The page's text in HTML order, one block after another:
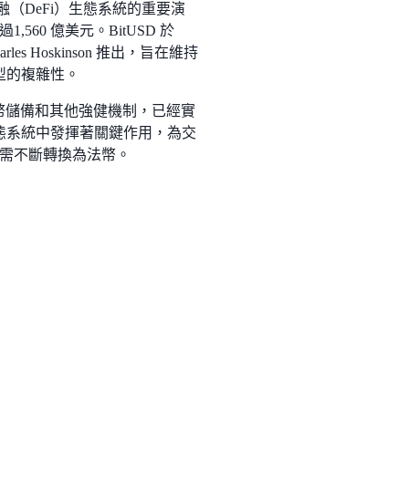
（DeFi）生態系統的重要演
1,560 億美元。BitUSD 於
Hoskinson 推出，旨在維持
複雜性。
儲備和其他強健機制，已經實
統中發揮著關鍵作用，為交
不斷轉換為法幣。